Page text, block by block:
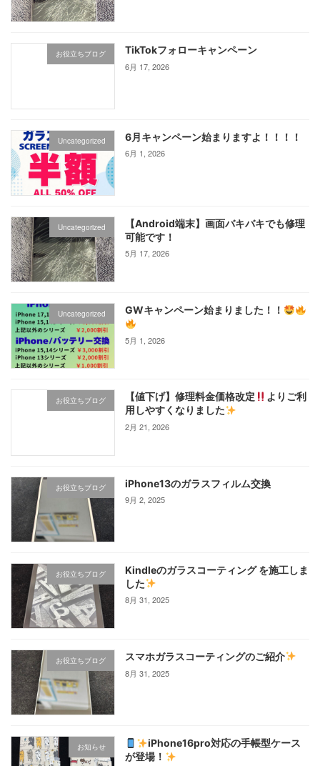
お役立ちブログ TikTokフォローキャンペーン
6月 17, 2026
Uncategorized 6月キャンペーン始まりますよ！！！！
6月 1, 2026
Uncategorized
【Android端末】画面バキバキでも修理
可能です！
5月 17, 2026
Uncategorized GWキャンペーン始まりました！！
5月 1, 2026
お役立ちブログ 【値下げ】修理料金価格改定
よりご利
用しやすくなりました
2月 21, 2026
お役立ちブログ iPhone13のガラスフィルム交換
9月 2, 2025
お役立ちブログ
Kindleのガラスコーティング を施工しま
した
8月 31, 2025
お役立ちブログ スマホガラスコーティングのご紹介
8月 31, 2025
お知らせ
iPhone16pro対応の手帳型ケース
が登場！